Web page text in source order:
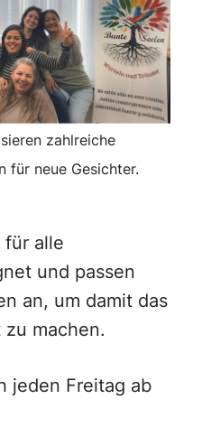
zahlreiche
für neue Gesichter.
für alle
und passen
an, um damit das
machen.
jeden Freitag ab